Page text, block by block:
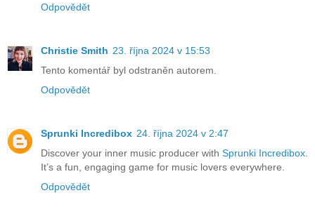
Odpovědět
Christie Smith 23. října 2024 v 15:53
Tento komentář byl odstraněn autorem.
Odpovědět
Sprunki Incredibox 24. října 2024 v 2:47
Discover your inner music producer with Sprunki Incredibox
It’s a fun, engaging game for music lovers everywhere.
Odpovědět